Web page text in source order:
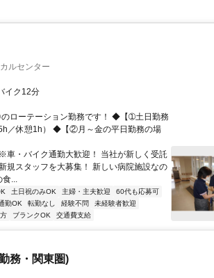
ルセンター
イク12分
ローテーション勤務です！ ◆【➀土日勤務
／休憩1h） ◆【②月～金の平日勤務の場
車・バイク通勤大歓迎！ 当社が新しく受託
規スタッフを大募集！ 新しい病院施設なの
食...
土日祝のみOK 主婦・主夫歓迎
60代も応募可
勤OK 転勤なし 経験不問
未経験者歓迎
ブランクOK 交通費支給
務・関東圏)